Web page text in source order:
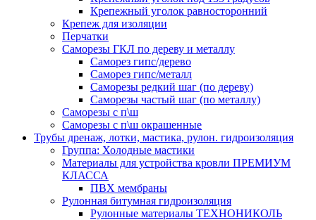
Крепежный уголок равносторонний
Крепеж для изоляции
Перчатки
Саморезы ГКЛ по дереву и металлу
Саморез гипс/дерево
Саморез гипс/металл
Саморезы редкий шаг (по дереву)
Саморезы частый шаг (по металлу)
Саморезы с п\ш
Саморезы с п\ш окрашенные
Трубы дренаж, лотки, мастика, рулон. гидроизоляция
Группа: Холодные мастики
Материалы для устройства кровли ПРЕМИУМ
КЛАССА
ПВХ мембраны
Рулонная битумная гидроизоляция
Рулонные материалы ТЕХНОНИКОЛЬ